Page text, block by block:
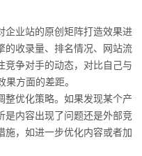
企业站的原创矩阵打造效果进
的收录量、排名情况、网站流
竞争对手的动态，对比自己与
方面的差距。
整优化策略。如果发现某个产
是内容出现了问题还是外部竞
施，如进一步优化内容或者加